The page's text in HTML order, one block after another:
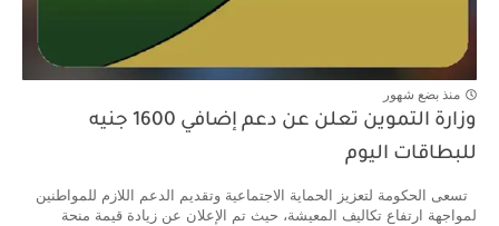
منذ بضع شهور
وزارة التموين تعلن عن دعم إضافي 1600 جنيه
للبطاقات اليوم
تسعى الحكومة لتعزيز الحماية الاجتماعية وتقديم الدعم اللازم للمواطنين
لمواجهة ارتفاع تكاليف المعيشة، حيث تم الإعلان عن زيادة قيمة منحة